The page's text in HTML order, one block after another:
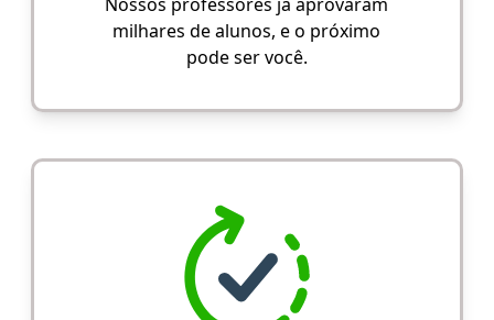
milhares de alunos, e o próximo
pode ser você.